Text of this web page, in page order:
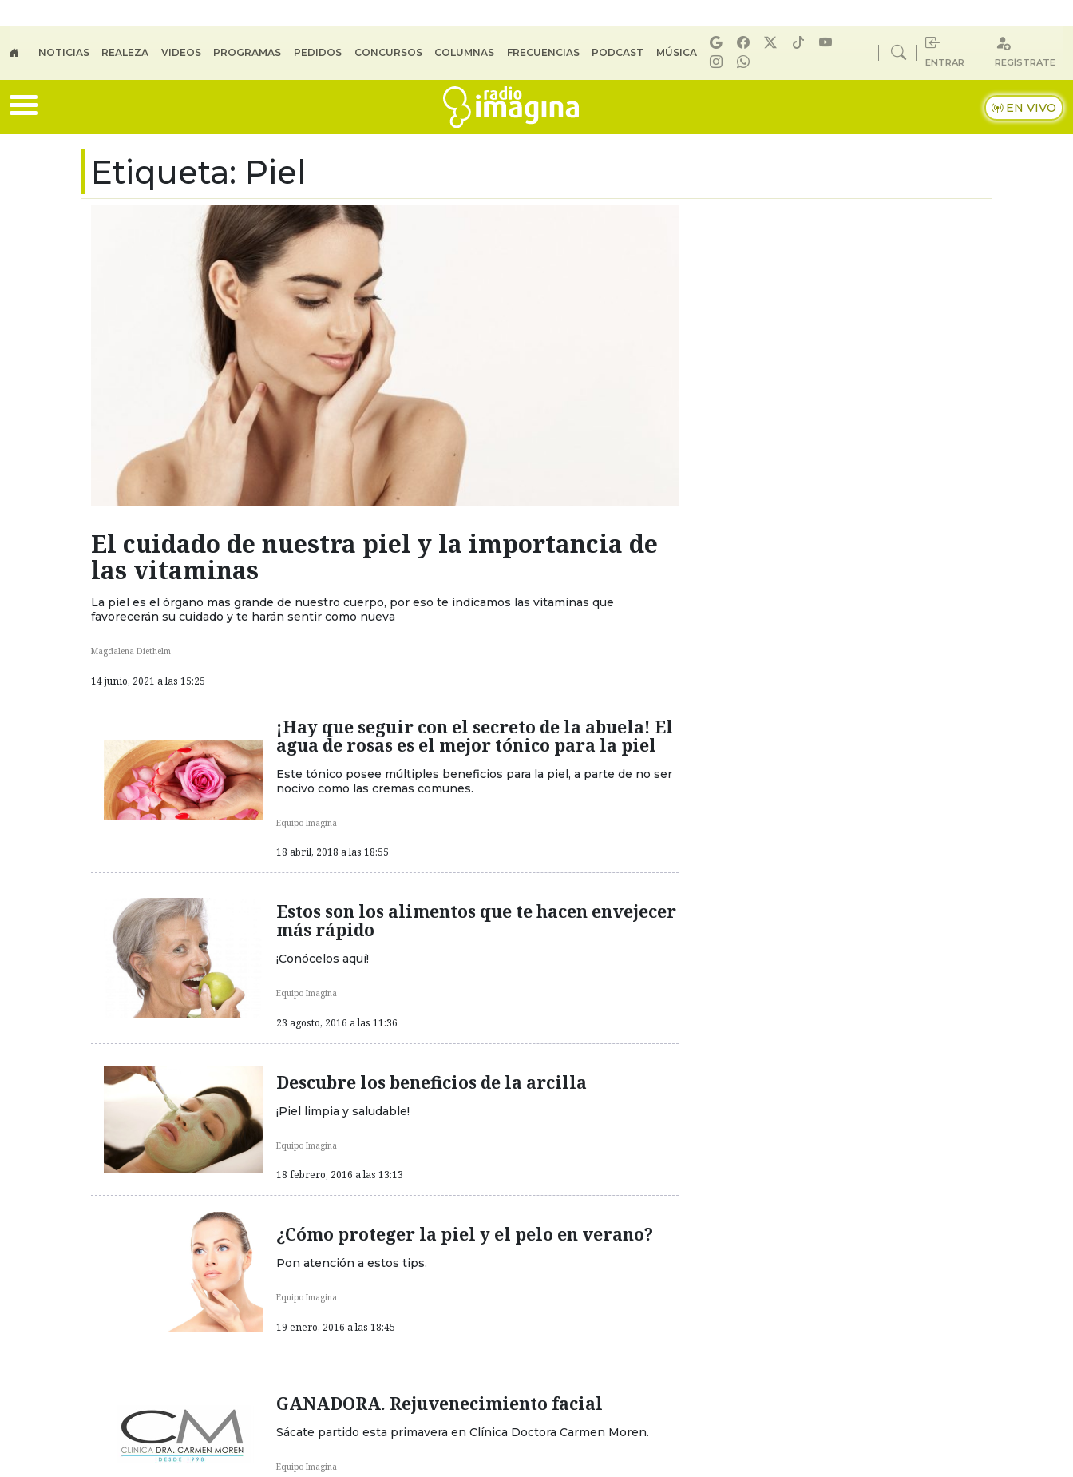
NOTICIAS REALEZA VIDEOS PROGRAMAS PEDIDOS CONCURSOS COLUMNAS FRECUENCIAS PODCAST MÚSICA
ENTRAR REGÍSTRATE
EN VIVO
Etiqueta: Piel
El cuidado de nuestra piel y la importancia de
las vitaminas
La piel es el órgano mas grande de nuestro cuerpo, por eso te indicamos las vitaminas que
favorecerán su cuidado y te harán sentir como nueva
Magdalena Diethelm
14 junio, 2021 a las 15:25
¡Hay que seguir con el secreto de la abuela! El
agua de rosas es el mejor tónico para la piel
Este tónico posee múltiples beneficios para la piel, a parte de no ser
nocivo como las cremas comunes.
Equipo Imagina
18 abril, 2018 a las 18:55
Estos son los alimentos que te hacen envejecer
más rápido
¡Conócelos aquí!
Equipo Imagina
23 agosto, 2016 a las 11:36
Descubre los beneficios de la arcilla
¡Piel limpia y saludable!
Equipo Imagina
18 febrero, 2016 a las 13:13
¿Cómo proteger la piel y el pelo en verano?
Pon atención a estos tips.
Equipo Imagina
19 enero, 2016 a las 18:45
GANADORA. Rejuvenecimiento facial
Sácate partido esta primavera en Clínica Doctora Carmen Moren.
Equipo Imagina